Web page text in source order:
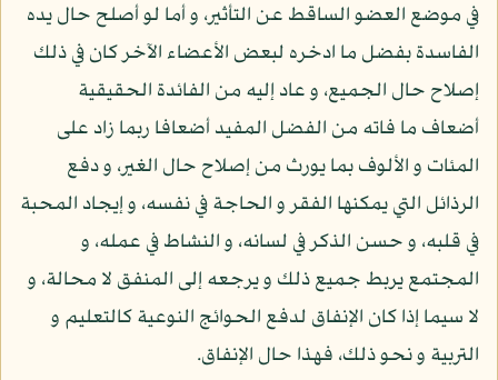
في موضع العضو الساقط عن التأثير، و أما لو أصلح حال يده
الفاسدة بفضل ما ادخره لبعض الأعضاء الآخر كان في ذلك
إصلاح حال الجميع، و عاد إليه من الفائدة الحقيقية
أضعاف ما فاته من الفضل المفيد أضعافا ربما زاد على
المئات و الألوف بما يورث من إصلاح حال الغير، و دفع
الرذائل التي يمكنها الفقر و الحاجة في نفسه، و إيجاد المحبة
في قلبه، و حسن الذكر في لسانه، و النشاط في عمله، و
المجتمع يربط جميع ذلك و يرجعه إلى المنفق لا محالة، و
لا سيما إذا كان الإنفاق لدفع الحوائج النوعية كالتعليم و
التربية و نحو ذلك، فهذا حال الإنفاق.